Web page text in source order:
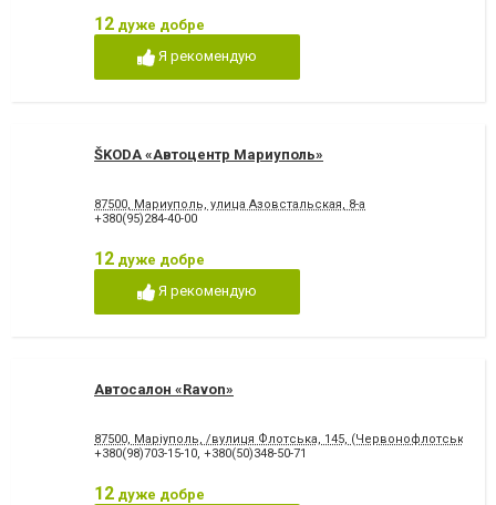
Ремонт турбін
Ремонт ходової
Фарбування кузова
12 дуже добре
Я рекомендую
ŠKODA «Автоцентр Мариуполь»
87500, Мариуполь, улица Азовстальская, 8-а
+380(95)284-40-00
12 дуже добре
Я рекомендую
Автосалон «Ravon»
87500, Маріуполь, /вулиця Флотська, 145, (Червонофлотська)
+380(98)703-15-10, +380(50)348-50-71
12 дуже добре